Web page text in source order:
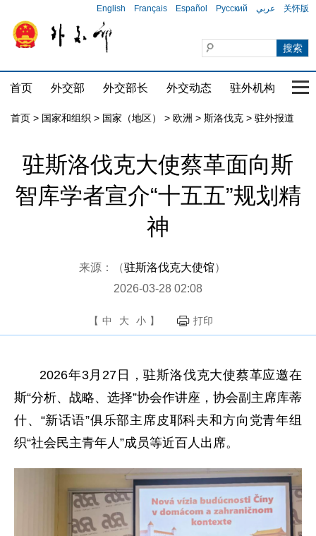
English Français Español Русский عربي 关怀版
首页 外交部 外交部长 外交动态 驻外机构 国
首页 > 国家和组织 > 国家（地区） > 欧洲 > 斯洛伐克 > 驻外报道
驻斯洛伐克大使蔡革面向斯
智库学者宣介“十五五”规划精
神
来源：（驻斯洛伐克大使馆）
2026-03-28 02:08
【 中 大 小 】 打印
2026年3月27日，驻斯洛伐克大使蔡革应邀在
斯“分析、战略、选择”协会作讲座，协会副主席库蒂
什、“新话语”俱乐部主席皮耶科夫和方向党青年组
织“社会民主青年人”成员等近百人出席。